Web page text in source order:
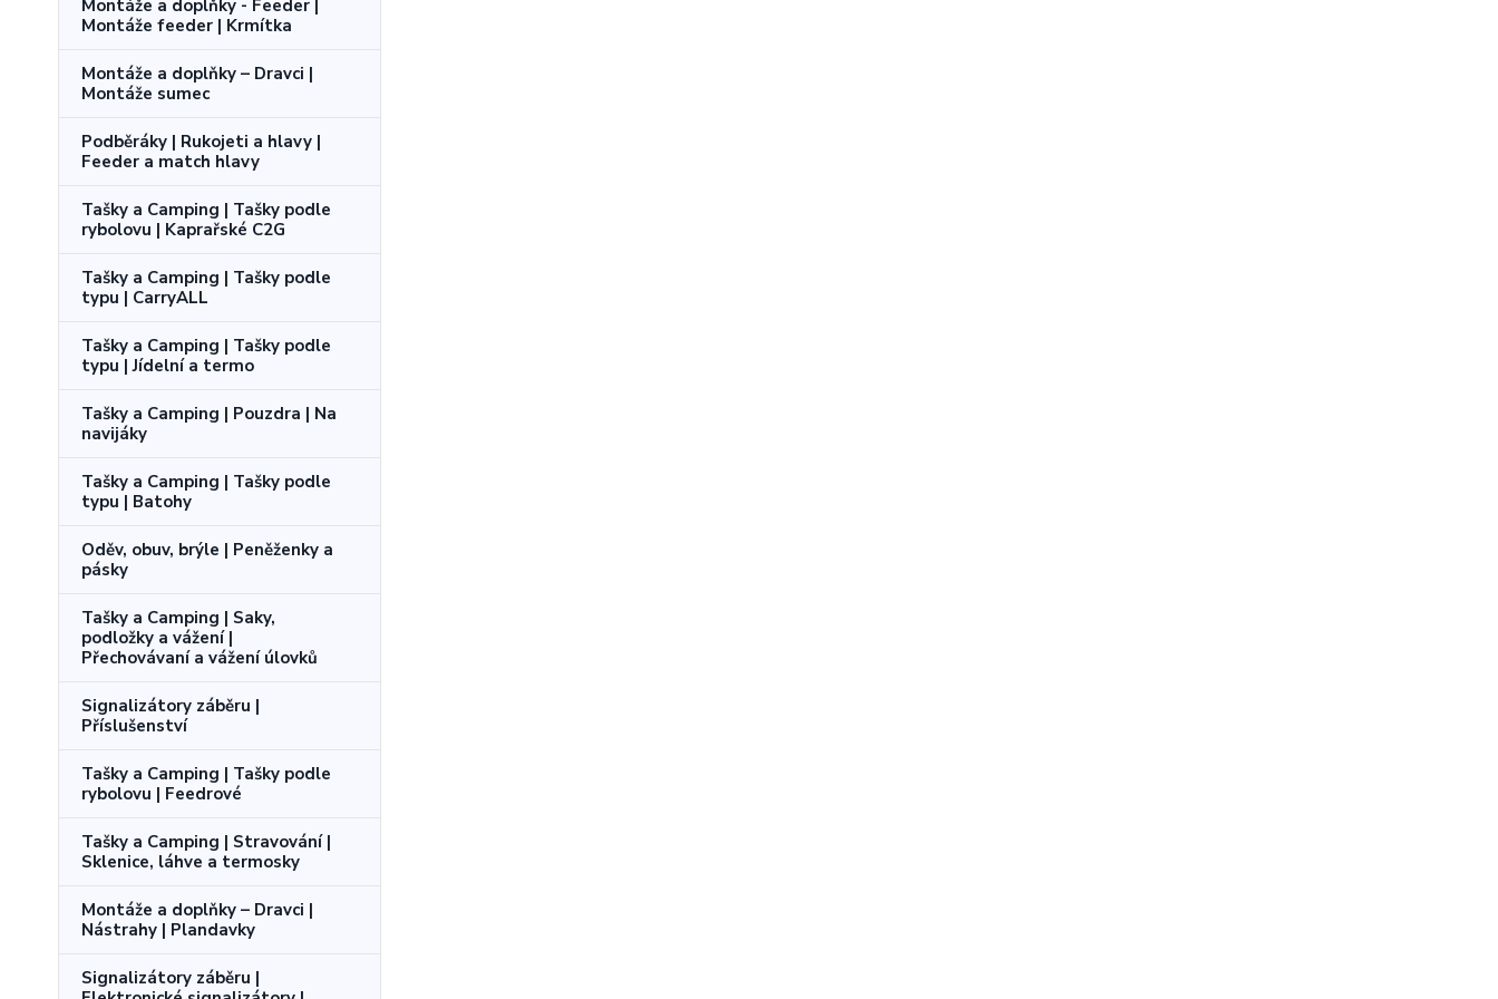
Montáže a doplňky - Feeder |
Montáže feeder | Krmítka
Montáže a doplňky – Dravci |
Montáže sumec
Podběráky | Rukojeti a hlavy |
Feeder a match hlavy
Tašky a Camping | Tašky podle
rybolovu | Kaprařské C2G
Tašky a Camping | Tašky podle
typu | CarryALL
Tašky a Camping | Tašky podle
typu | Jídelní a termo
Tašky a Camping | Pouzdra | Na
navijáky
Tašky a Camping | Tašky podle
typu | Batohy
Oděv, obuv, brýle | Peněženky a
pásky
Tašky a Camping | Saky,
podložky a vážení |
Přechovávaní a vážení úlovků
Signalizátory záběru |
Příslušenství
Tašky a Camping | Tašky podle
rybolovu | Feedrové
Tašky a Camping | Stravování |
Sklenice, láhve a termosky
Montáže a doplňky – Dravci |
Nástrahy | Plandavky
Signalizátory záběru |